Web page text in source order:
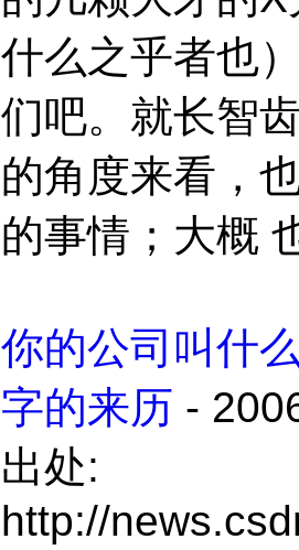
什么之乎者也
们吧。就长智
的角度来看，
的事情；大概
你的公司叫什
字的来历 -
出处:
http://